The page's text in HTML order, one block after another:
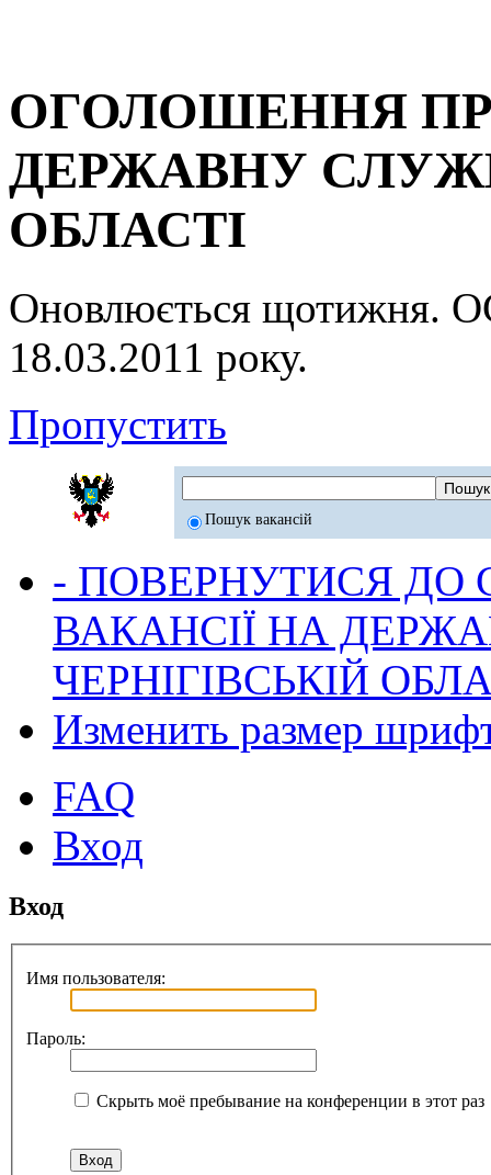
ОГОЛОШЕННЯ
ДЕРЖАВНУ
ОБЛАСТІ
Оновлюється
18.03.2011 року.
Пропустить
Пошук вакансій
- ПОВЕРНУТИСЯ ДО
ВАКАНСІЇ НА
ЧЕРНІГІВСЬКІЙ
Изменить размер
FAQ
Вход
Вход
Имя пользователя:
Пароль:
Скрыть моё пребывание на конференции в этот раз